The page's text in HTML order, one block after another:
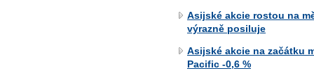
Asijské akcie rostou na
výrazně posiluje
Asijské akcie na začátku
Pacific -0,6 %